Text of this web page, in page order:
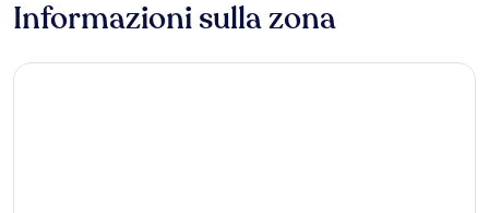
Informazioni sulla zona